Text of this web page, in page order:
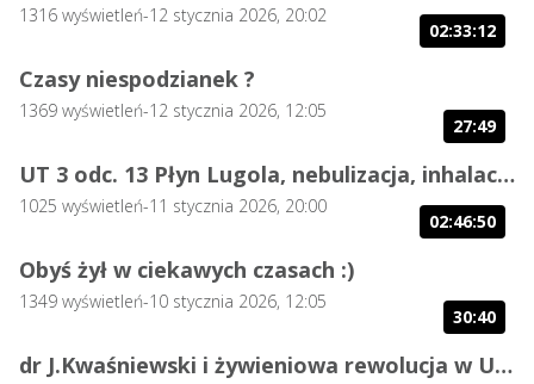
1316 wyświetleń-12 stycznia 2026, 20:02
02:33:12
Czasy niespodzianek ?
1369 wyświetleń-12 stycznia 2026, 12:05
27:49
UT 3 odc. 13 Płyn Lugola, nebulizacja, inhalacja.
1025 wyświetleń-11 stycznia 2026, 20:00
02:46:50
Obyś żył w ciekawych czasach :)
1349 wyświetleń-10 stycznia 2026, 12:05
30:40
dr J.Kwaśniewski i żywieniowa rewolucja w USA